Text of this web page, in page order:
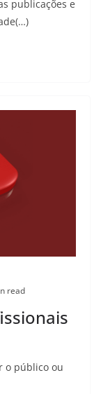
publicações e
read
o público ou